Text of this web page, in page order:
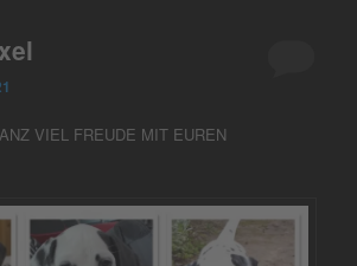
VIEL FREUDE MIT EUREN